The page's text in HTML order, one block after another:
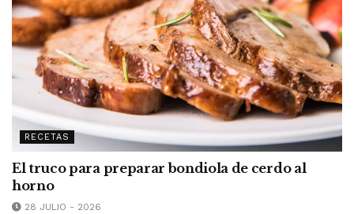
RECETAS
El truco para preparar bondiola de cerdo al
horno
28 JULIO - 2026